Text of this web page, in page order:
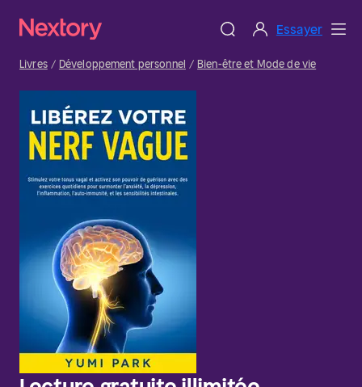
Essayer
Livres Développement personnel Bien-être et Mode de vie